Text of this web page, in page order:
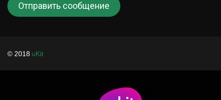
Отправить сообщение
© 2018 uKit